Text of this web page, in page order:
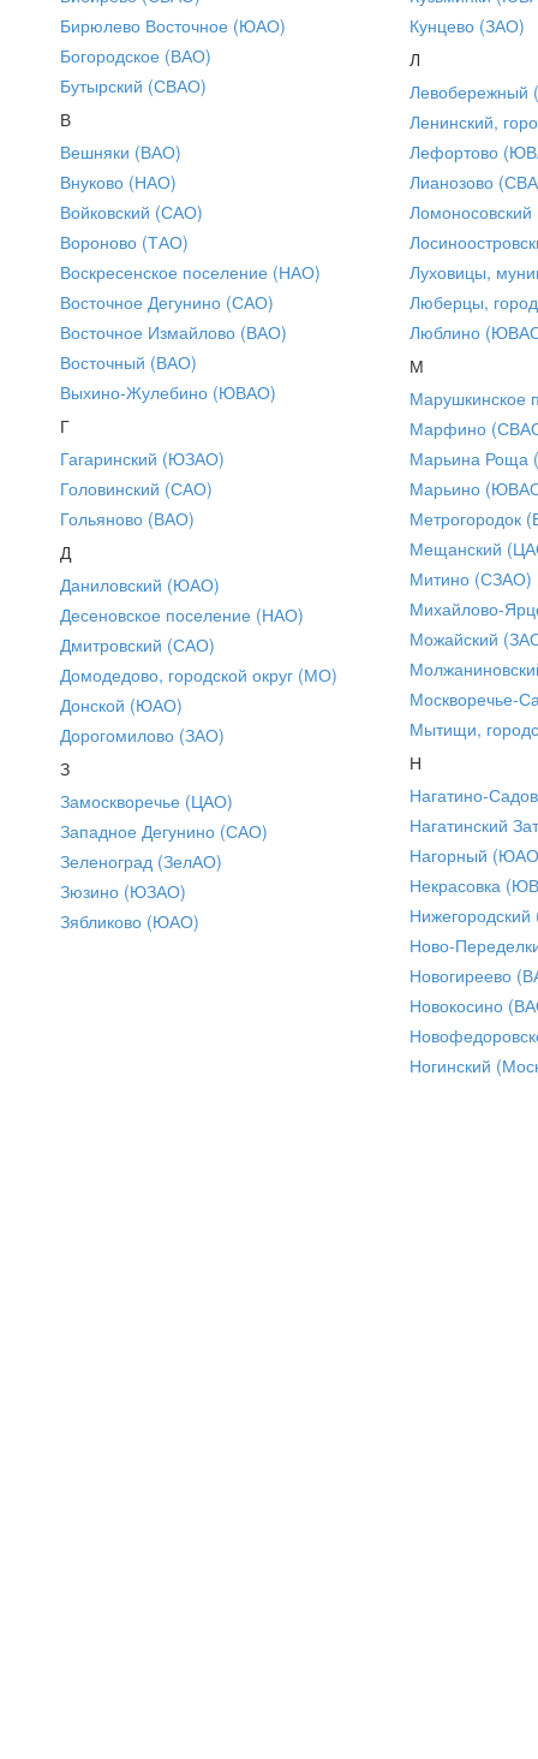
Бирюлево Восточное (ЮАО)
Богородское (ВАО)
Бутырский (СВАО)
В
Вешняки (ВАО)
Внуково (НАО)
Войковский (САО)
Вороново (ТАО)
Воскресенское поселение (НАО)
Восточное Дегунино (САО)
Восточное Измайлово (ВАО)
Восточный (ВАО)
Выхино-Жулебино (ЮВАО)
Г
Гагаринский (ЮЗАО)
Головинский (САО)
Гольяново (ВАО)
Д
Даниловский (ЮАО)
Десеновское поселение (НАО)
Дмитровский (САО)
Домодедово, городской округ (МО)
Донской (ЮАО)
Дорогомилово (ЗАО)
З
Замоскворечье (ЦАО)
Западное Дегунино (САО)
Зеленоград (ЗелАО)
Зюзино (ЮЗАО)
Зябликово (ЮАО)
Кунцево (ЗАО)
Л
Ленинский,
Лефортово
Лианозово
Луховицы,
Люберцы,
Люблино
М
Марушкинское
Марфино
Марьина Роща
Марьино
Метрогородок
Мещанский
Митино (СЗАО)
Михайлово-
Можайский
Москворечье-
Мытищи,
Н
Нагатино-
Нагатинский
Нагорный
Некрасовка
Ново-
Новогиреево
Новокосино
Ногинский